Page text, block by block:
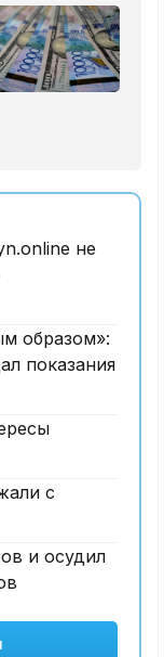
не
образом»:
показания
с
и осудил